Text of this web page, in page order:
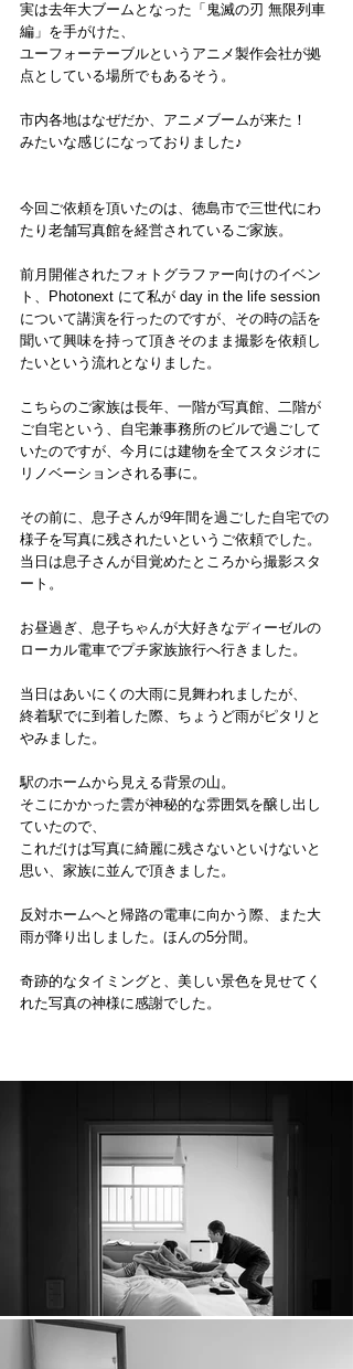
実は去年大ブームとなった「鬼滅の刃 無限列車
編」を手がけた、
ユーフォーテーブルというアニメ製作会社が拠
点としている場所でもあるそう。
市内各地はなぜだか、アニメブームが来た！
みたいな感じになっておりました♪
今回ご依頼を頂いたのは、徳島市で三世代にわ
たり老舗写真館を経営されているご家族。
前月開催されたフォトグラファー向けのイベン
ト、Photonext にて私が day in the life session
について講演を行ったのですが、その時の話を
聞いて興味を持って頂きそのまま撮影を依頼し
たいという流れとなりました。
こちらのご家族は長年、一階が写真館、二階が
ご自宅という、自宅兼事務所のビルで過ごして
いたのですが、今月には建物を全てスタジオに
リノベーションされる事に。
その前に、息子さんが9年間を過ごした自宅での
様子を写真に残されたいというご依頼でした。
当日は息子さんが目覚めたところから撮影スタ
ート。
お昼過ぎ、息子ちゃんが大好きなディーゼルの
ローカル電車でプチ家族旅行へ行きました。
当日はあいにくの大雨に見舞われましたが、
終着駅でに到着した際、ちょうど雨がピタリと
やみました。
駅のホームから見える背景の山。
そこにかかった雲が神秘的な雰囲気を醸し出し
ていたので、
これだけは写真に綺麗に残さないといけないと
思い、家族に並んで頂きました。
反対ホームへと帰路の電車に向かう際、また大
雨が降り出しました。ほんの5分間。
奇跡的なタイミングと、美しい景色を見せてく
れた写真の神様に感謝でした。